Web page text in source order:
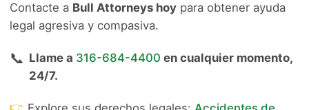
Contacte a Bull Attorneys hoy para obtener ayuda
legal agresiva y compasiva.
📞 Llame a 316-684-4400 en cualquier momento,
24/7.
👉